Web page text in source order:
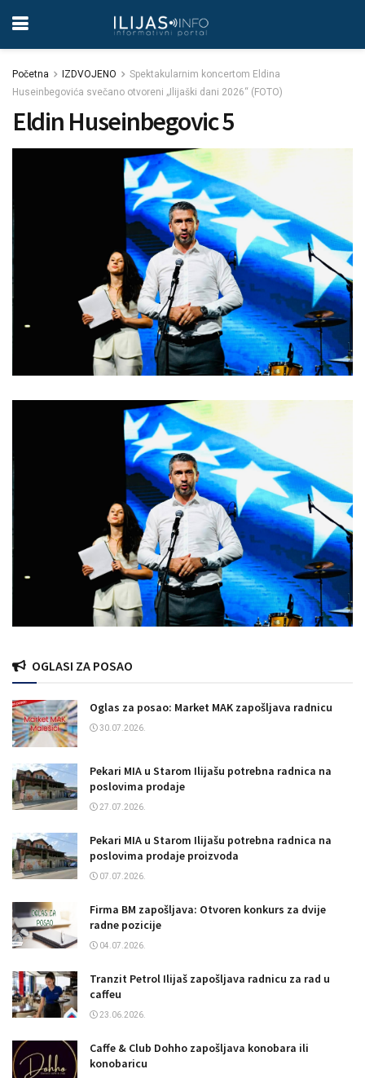
Početna IZDVOJENO
Spektakularnim koncertom Eldina
Huseinbegovića svečano otvoreni „Ilijaški dani 2026“ (FOTO)
Eldin Huseinbegovic 5
OGLASI ZA POSAO
Oglas za posao: Market MAK zapošljava radnicu
30.07.2026.
Pekari MIA u Starom Ilijašu potrebna radnica na
poslovima prodaje
27.07.2026.
Pekari MIA u Starom Ilijašu potrebna radnica na
poslovima prodaje proizvoda
07.07.2026.
Firma BM zapošljava: Otvoren konkurs za dvije
radne pozicije
04.07.2026.
Tranzit Petrol Ilijaš zapošljava radnicu za rad u
caffeu
23.06.2026.
Caffe & Club Dohho zapošljava konobara ili
konobaricu